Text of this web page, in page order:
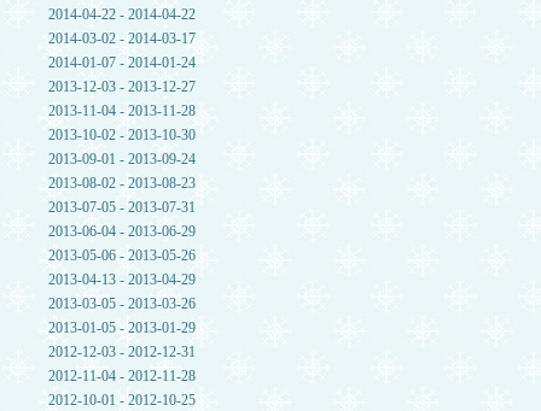
2014-04-22 - 2014-04-22
2014-03-02 - 2014-03-17
2014-01-07 - 2014-01-24
2013-12-03 - 2013-12-27
2013-11-04 - 2013-11-28
2013-10-02 - 2013-10-30
2013-09-01 - 2013-09-24
2013-08-02 - 2013-08-23
2013-07-05 - 2013-07-31
2013-06-04 - 2013-06-29
2013-05-06 - 2013-05-26
2013-04-13 - 2013-04-29
2013-03-05 - 2013-03-26
2013-01-05 - 2013-01-29
2012-12-03 - 2012-12-31
2012-11-04 - 2012-11-28
2012-10-01 - 2012-10-25